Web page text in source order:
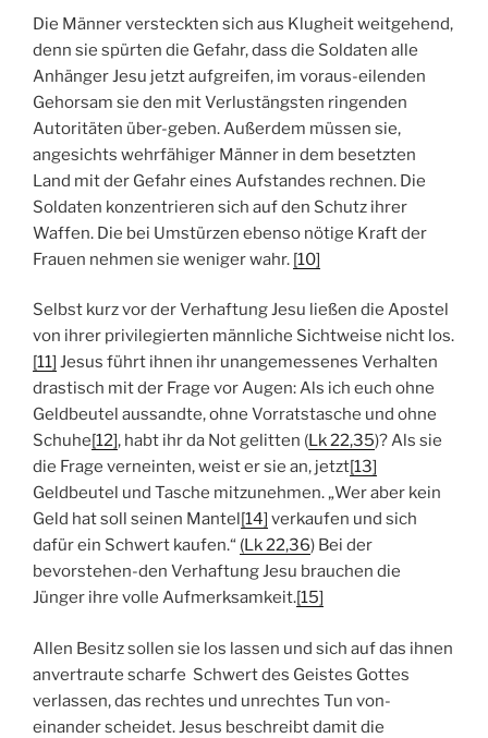
Die Männer versteckten sich aus Klugheit weitgehend,
denn sie spürten die Gefahr, dass die Soldaten alle
Anhänger Jesu jetzt aufgreifen, im voraus-eilenden
Gehorsam sie den mit Verlustängsten ringenden
Autoritäten über-geben. Außerdem müssen sie,
angesichts wehrfähiger Männer in dem besetzten
Land mit der Gefahr eines Aufstandes rechnen. Die
Soldaten konzentrieren sich auf den Schutz ihrer
Waffen. Die bei Umstürzen ebenso nötige Kraft der
Frauen nehmen sie weniger wahr. [10]
Selbst kurz vor der Verhaftung Jesu ließen die Apostel
von ihrer privilegierten männliche Sichtweise nicht los.
[11] Jesus führt ihnen ihr unangemessenes Verhalten
drastisch mit der Frage vor Augen: Als ich euch ohne
Geldbeutel aussandte, ohne Vorratstasche und ohne
Schuhe[12], habt ihr da Not gelitten (Lk 22,35)? Als sie
die Frage verneinten, weist er sie an, jetzt[13]
Geldbeutel und Tasche mitzunehmen. „Wer aber kein
Geld hat soll seinen Mantel [14] verkaufen und sich
dafür ein Schwert kaufen.“ (Lk 22,36) Bei der
bevorstehen-den Verhaftung Jesu brauchen die
Jünger ihre volle Aufmerksamkeit.[15]
Allen Besitz sollen sie los lassen und sich auf das ihnen
anvertraute scharfe Schwert des Geistes Gottes
verlassen, das rechtes und unrechtes Tun von-
einander scheidet. Jesus beschreibt damit die